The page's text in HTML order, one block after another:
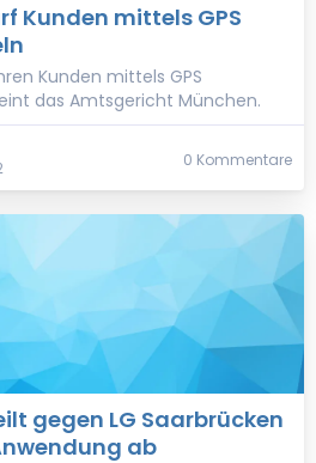
Kunden mittels GPS
Kunden mittels GPS
das Amtsgericht München.
0 Kommentare
gegen LG Saarbrücken
ab